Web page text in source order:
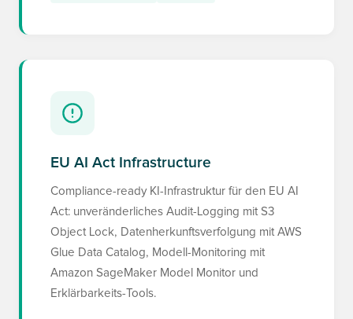
EU AI Act Infrastructure
Compliance-ready KI-Infrastruktur für den EU AI
Act: unveränderliches Audit-Logging mit S3
Object Lock, Datenherkunftsverfolgung mit AWS
Glue Data Catalog, Modell-Monitoring mit
Amazon SageMaker Model Monitor und
Erklärbarkeits-Tools.